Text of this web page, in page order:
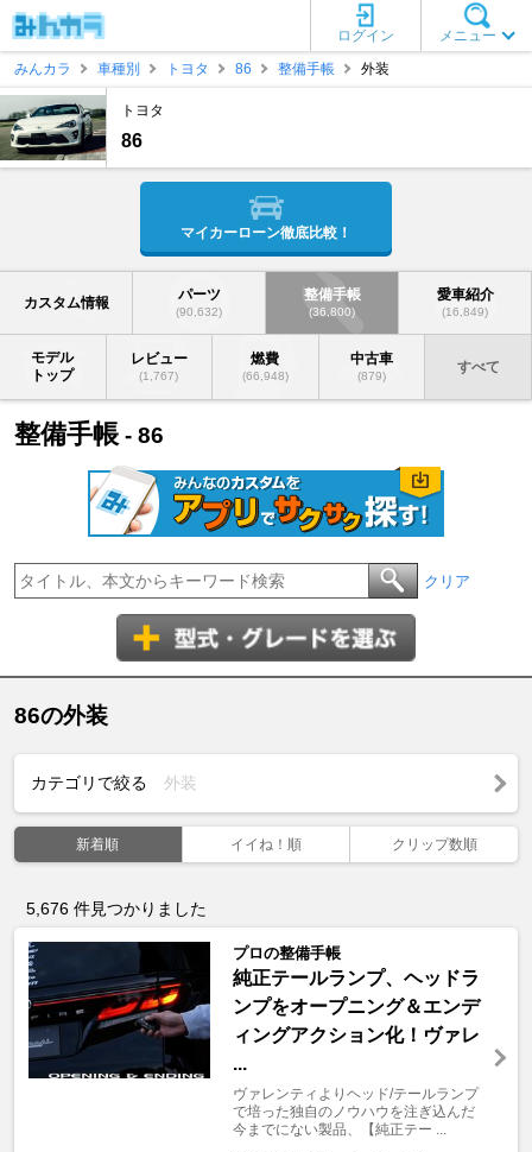
メニュー
ログイン
みんカラ
車種別 トヨタ 86 整備手帳 外装
トヨタ
86
マイカーローン徹底比較！
カスタム情報 パーツ
(90,632)
整備手帳
(36,800)
愛車紹介
(16,849)
モデル
トップ
レビュー
(1,767)
燃費
(66,948)
中古車
(879)
すべて
整備手帳 - 86
クリア
86の外装
カテゴリで絞る 外装
新着順 イイね！順 クリップ数順
5,676 件見つかりました
プロの整備手帳
純正テールランプ、ヘッドラ
ンプをオープニング＆エンデ
ィングアクション化！ヴァレ
...
ヴァレンティよりヘッド/テールランプ
で培った独自のノウハウを注ぎ込んだ
今までにない製品、【純正テー ...